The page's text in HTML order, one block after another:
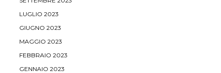
LUGLIO 2023
GIUGNO 2023
MAGGIO 2023
FEBBRAIO 2023
GENNAIO 2023